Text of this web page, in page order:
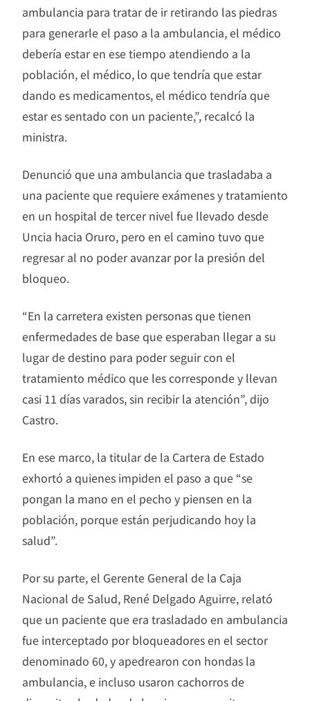
ambulancia para tratar de ir retirando las piedras
para generarle el paso a la ambulancia, el médico
debería estar en ese tiempo atendiendo a la
población, el médico, lo que tendría que estar
dando es medicamentos, el médico tendría que
estar es sentado con un paciente,”, recalcó la
ministra.
Denunció que una ambulancia que trasladaba a
una paciente que requiere exámenes y tratamiento
en un hospital de tercer nivel fue llevado desde
Uncia hacia Oruro, pero en el camino tuvo que
regresar al no poder avanzar por la presión del
bloqueo.
“En la carretera existen personas que tienen
enfermedades de base que esperaban llegar a su
lugar de destino para poder seguir con el
tratamiento médico que les corresponde y llevan
casi 11 días varados, sin recibir la atención”, dijo
Castro.
En ese marco, la titular de la Cartera de Estado
exhortó a quienes impiden el paso a que “se
pongan la mano en el pecho y piensen en la
población, porque están perjudicando hoy la
salud”.
Por su parte, el Gerente General de la Caja
Nacional de Salud, René Delgado Aguirre, relató
que un paciente que era trasladado en ambulancia
fue interceptado por bloqueadores en el sector
denominado 60, y apedrearon con hondas la
ambulancia, e incluso usaron cachorros de